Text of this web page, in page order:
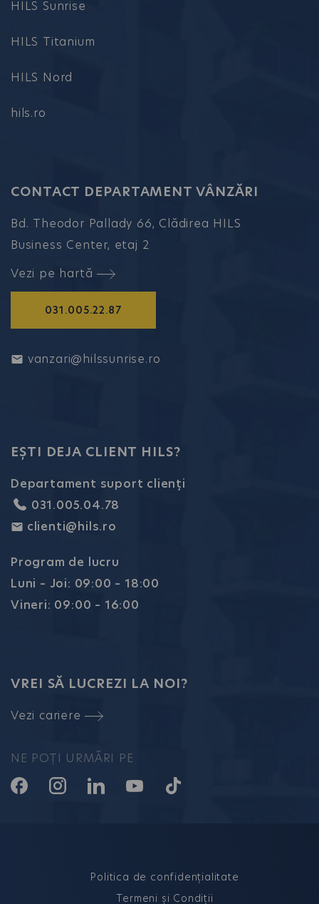
HILS Sunrise
HILS Titanium
HILS Nord
hils.ro
CONTACT DEPARTAMENT VÂNZĂRI
Bd. Theodor Pallady 66, Clădirea HILS
Business Center, etaj 2
Vezi pe hartă
031.005.22.87
vanzari@hilssunrise.ro
EȘTI DEJA CLIENT HILS?
Departament suport clienți
031.005.04.78
clienti@hils.ro
Program de lucru
Luni – Joi: 09:00 – 18:00
Vineri: 09:00 – 16:00
VREI SĂ LUCREZI LA NOI?
Vezi cariere
NE POȚI URMĂRI PE
Politica de confidențialitate
Termeni și Condiții